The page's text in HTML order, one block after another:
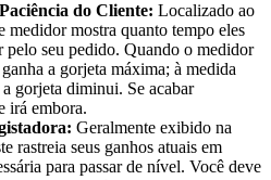
do Cliente: Localizado ao
medidor mostra quanto tempo eles
pelo seu pedido. Quando o medidor
a gorjeta máxima; à medida
gorjeta diminui. Se acabar
irá embora.
Geralmente exibido na
rastreia seus ganhos atuais em
para passar de nível. Você deve